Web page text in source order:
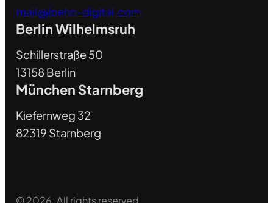
mail@loehn-digital.com
Berlin Wilhelmsruh
Schillerstraße 50
13158 Berlin
München Starnberg
Kiefernweg 32
82319 Starnberg
© 2026. All rights reserved.